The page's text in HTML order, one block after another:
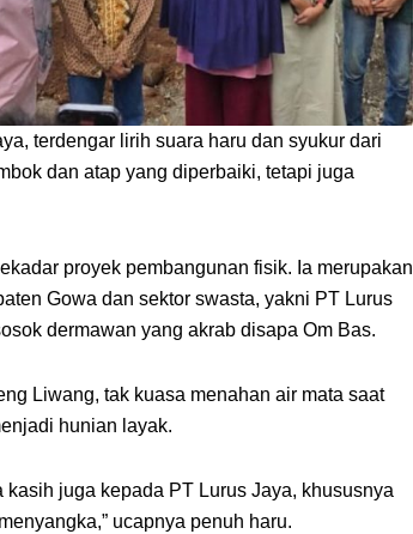
terdengar lirih suara haru dan syukur dari
dan atap yang diperbaiki, tetapi juga
proyek pembangunan fisik. Ia merupakan
Gowa dan sektor swasta, yakni PT Lurus
dermawan yang akrab disapa Om Bas.
Liwang, tak kuasa menahan air mata saat
hunian layak.
kasih juga kepada PT Lurus Jaya, khususnya
ucapnya penuh haru.